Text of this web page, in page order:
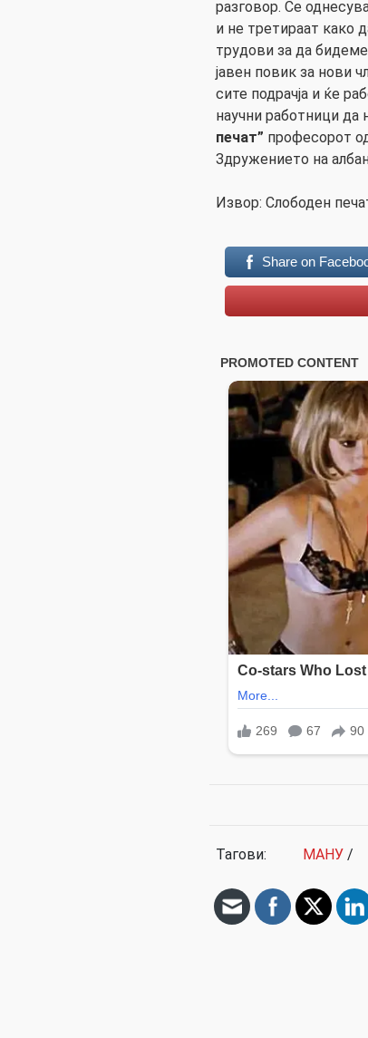
разговор. Се
и не третираат како
трудови за да
јавен повик за нови
сите подрачја и ќе
научни работници да
печат” професорот
Здружението на
Извор: Слободен
Share on
Тагови: МАНУ /